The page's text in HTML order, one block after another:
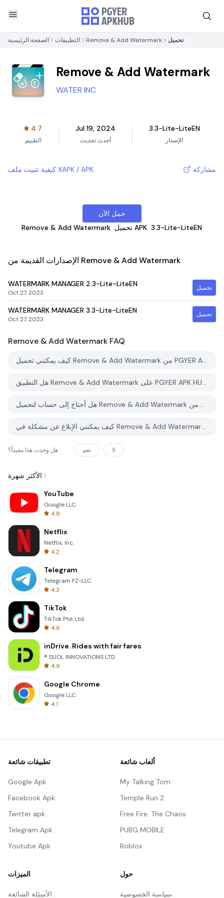
الصفحة الرئيسية التطبيقات Remove & Add Watermark تحميل
Remove & Add Watermark
WATER INC
4.7
التقييم
Jul 19, 2024
أحدث تحديث
3.3-Lite-LiteEN
الإصدار
كيفية تثبيت ملف XAPK / APK مشاركة
حمل الآن
Remove & Add Watermark
تحميل APK 3.3-Lite-LiteEN
الإصدارات القديمة من Remove & Add Watermark
WATERMARK MANAGER 2.3-Lite-LiteEN
Oct 27, 2023
تحميل
WATERMARK MANAGER 3.3-Lite-LiteEN
Oct 27, 2023
تحميل
Remove & Add Watermark FAQ
كيف يمكنني تحميل Remove & Add Watermark من PGYER APK HUB؟
هل التطبيق Remove & Add Watermark على PGYER APK HUB مجاني للتحميل؟
هل أحتاج إلى حساب لتحميل Remove & Add Watermark من PGYER APK HUB؟
كيف يمكنني الإبلاغ عن مشكلة في Remove & Add Watermark على PGYER APK HUB؟
هل وجدت هذا مفيداً؟ نعم لا
الأكثر شهرة
YouTube
Google LLC
4.8
Netflix
Netflix, Inc.
4.2
Telegram
Telegram FZ-LLC
4.3
TikTok
TikTok Pte. Ltd.
4.6
inDrive. Rides with fair fares
® SUOL INNOVATIONS LTD
4.9
Google Chrome
Google LLC
4.1
تطبيقات شائعة
Google Apk
Facebook Apk
Twitter apk
Telegram Apk
Youtube Apk
ألعاب شائعة
My Talking Tom
Temple Run 2
Free Fire: The Chaos
PUBG MOBILE
Roblox
الميزات
الأسئلة الشائعة
حول
سياسة الخصوصية